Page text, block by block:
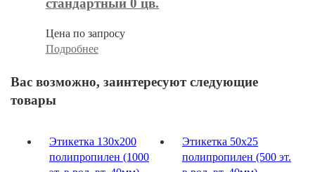
стандартный 0 цв.
Цена по запросу
Подробнее
Вас возможно, заинтересуют следующие
товары
Этикетка 130х200
полипропилен (1000
Этикетка 50х25
полипропилен (500 эт.